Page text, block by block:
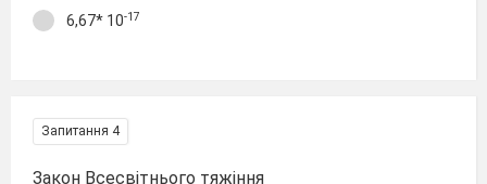
6,67* 10-17
Запитання 4
Закон Всесвітнього тяжіння